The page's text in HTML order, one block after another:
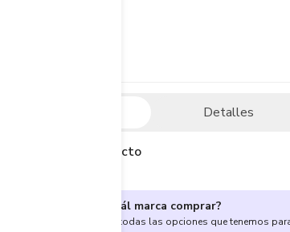
Detalles
Descripción del producto
¿No sabes cuál marca comprar?
Encuentra aquí todas las opciones que tenemos